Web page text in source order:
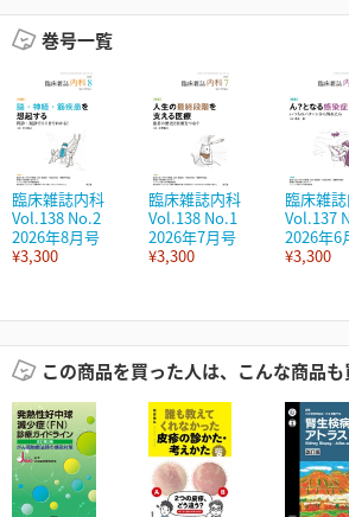
巻号一覧
臨床雑誌内科
Vol.138 No.2
2026年8月号
¥3,300
臨床雑誌内科
Vol.138 No.1
2026年7月号
¥3,300
臨床雑
Vol.137
2026年6
¥3,300
この商品を買った人は、こんな商品も